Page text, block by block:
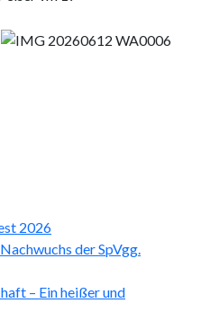
2026
der SpVgg.
– Ein heißer und